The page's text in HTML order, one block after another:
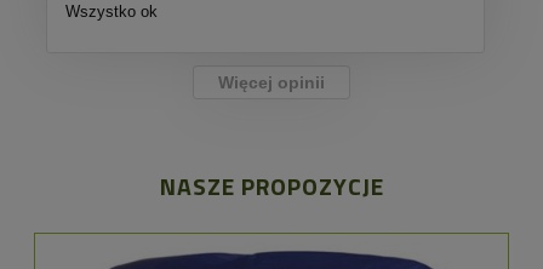
Wszystko ok
Więcej opinii
NASZE PROPOZYCJE